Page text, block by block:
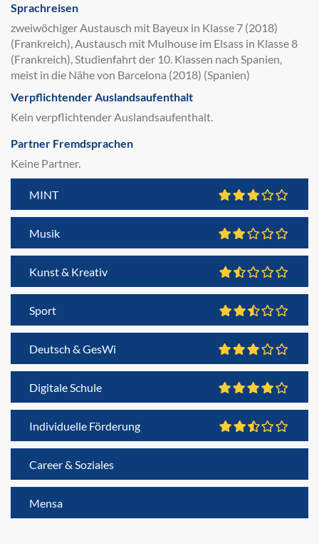
Sprachreisen
zweiwöchiger Austausch mit Bayeux in Klasse 7 (2018)
(Frankreich), Austausch mit Mulhouse im Elsass in Klasse 8
(Frankreich), Studienfahrt der 10. Klassen nach Spanien,
meist in die Nähe von Barcelona (2018) (Spanien)
Verpflichtender Auslandsaufenthalt
Kein verpflichtender Auslandsaufenthalt.
Partner Fremdsprachen
Keine Partner.
MINT
Musik
Kunst & Kreativ
Sport
Deutsch & GesWi
Digitale Schule
Individuelle Förderung
Career & Soziales
Mensa